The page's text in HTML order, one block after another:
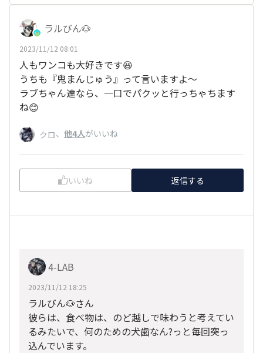
ラルびん🐶
2023/11/12 08:01
人もワンコも大好きです😆
うちも『鬼まんじゅう』って言いますよ～
ラブちゃん達なら、一口でパクッと行っちゃちます
ね😊
クロ、 他4人がいいね
いいね 返信する
4-LAB
2023/11/12 18:25
ラルびん🐶さん
彼らは、食べ物は、のど越しで味わうと考えてい
るみたいで、何のための犬歯なん?っと毎回突っ
込んでいます。